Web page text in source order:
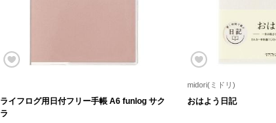
ライフログ用日付フリー手帳 A6 funlog サク
ラ
midori(ミドリ)
おはよう日記